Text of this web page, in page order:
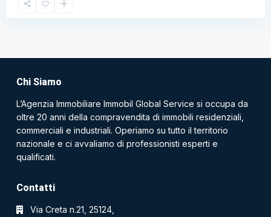
Chi Siamo
L’Agenzia Immobiliare Immobil Global Service si occupa da
oltre 20 anni della compravendita di immobili residenziali,
commerciali e industriali. Operiamo su tutto il territorio
nazionale e ci avvaliamo di professionisti esperti e
qualificati.
Contatti
Via Creta n.21, 25124,